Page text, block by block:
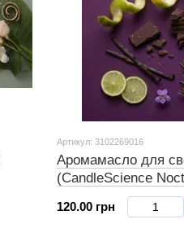
Артикул: 3102269016
Аромамасло для
(CandleScience
120.00 грн